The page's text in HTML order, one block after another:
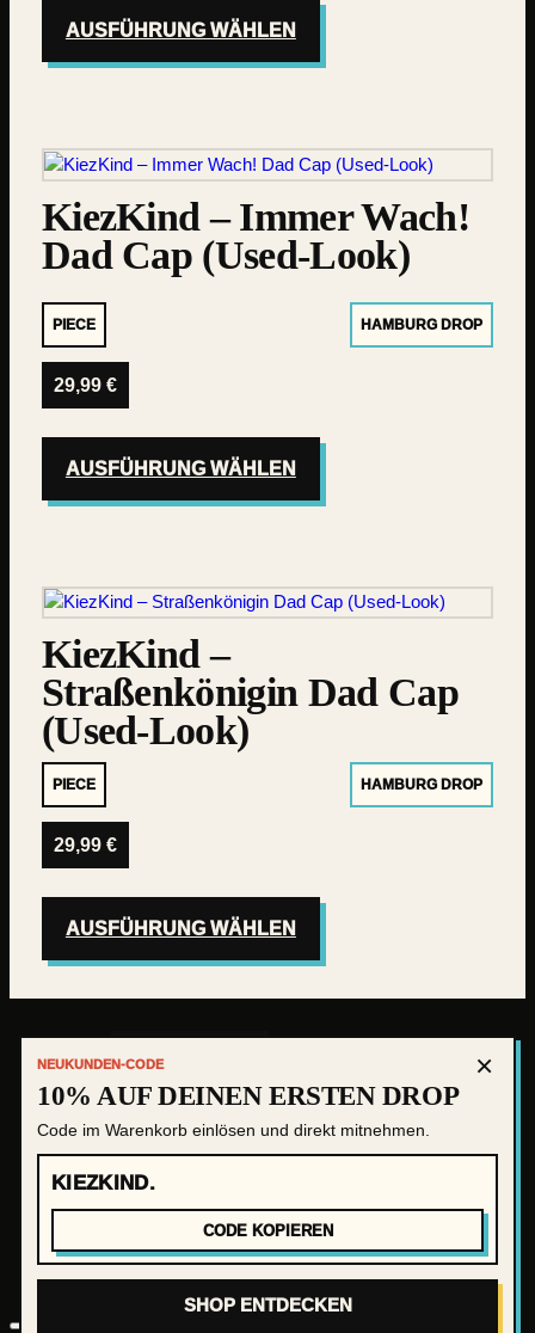
AUSFÜHRUNG WÄHLEN
KiezKind – Immer Wach!
Dad Cap (Used-Look)
PIECE HAMBURG DROP
29,99 €
AUSFÜHRUNG WÄHLEN
KiezKind –
Straßenkönigin Dad Cap
(Used-Look)
PIECE HAMBURG DROP
29,99 €
AUSFÜHRUNG WÄHLEN
IMPRESSUM
VERSAND&ZAHLUNG
WIDERRUFSBELEHRUNG
×
NEUKUNDEN-CODE
10% AUF DEINEN ERSTEN DROP
Code im Warenkorb einlösen und direkt mitnehmen.
KIEZKIND.
CODE KOPIEREN
SHOP ENTDECKEN